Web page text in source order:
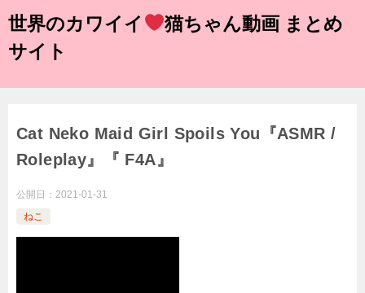
世界のカワイイ
猫ちゃん動画 まとめ
サイト
Cat Neko Maid Girl Spoils You『ASMR /
Roleplay』『 F4A』
公開日： 2021-01-31
ねこ